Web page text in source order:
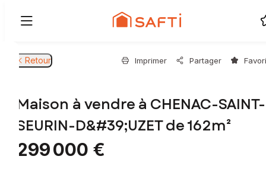
Retour Imprimer Partager
Maison à vendre à CHENAC-SAINT-
SEURIN-D&#39;UZET de 162m²
299 000 €